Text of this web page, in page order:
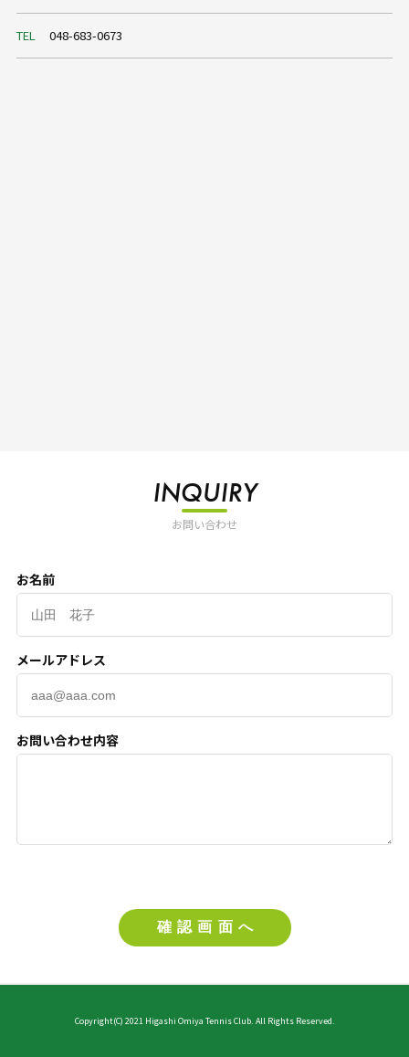
TEL 048-683-0673
INQUIRY
お問い合わせ
お名前
メールアドレス
お問い合わせ内容
Copyright(C) 2021 Higashi Omiya Tennis Club. All Rights Reserved.